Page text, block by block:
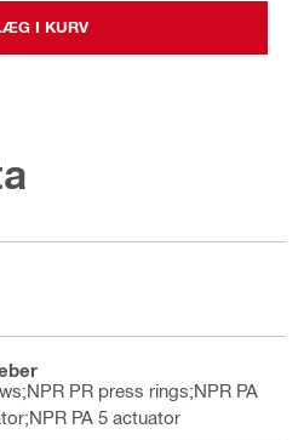
I KURV
PR press rings;NPR PA
PA 5 actuator